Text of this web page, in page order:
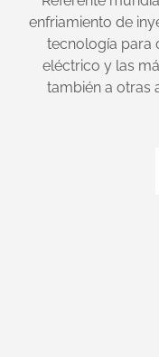
enfriamiento de
tecnología para
eléctrico y las
también a otras